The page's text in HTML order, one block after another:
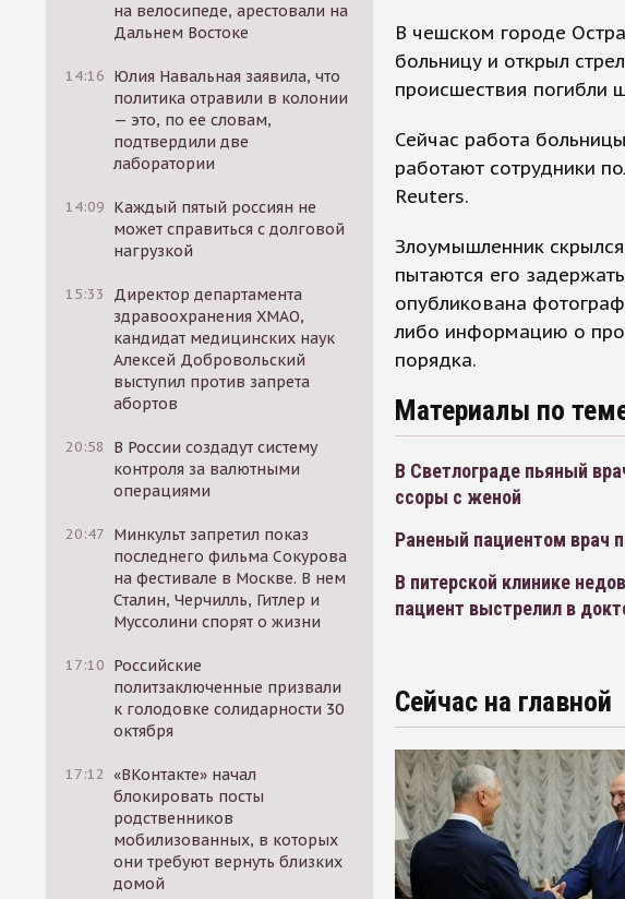
на велосипеде, арестовали на
Дальнем Востоке
14:16 Юлия Навальная заявила, что
политика отравили в колонии
— это, по ее словам,
подтвердили две
лаборатории
14:09 Каждый пятый россиян не
может справиться с долговой
нагрузкой
15:33
Директор департамента
здравоохранения ХМАО,
кандидат медицинских наук
Алексей Добровольский
выступил против запрета
абортов
20:58
В России создадут систему
контроля за валютными
операциями
20:47 Минкульт запретил показ
последнего фильма Сокурова
на фестивале в Москве. В нем
Сталин, Черчилль, Гитлер и
Муссолини спорят о жизни
17:10 Российские
политзаключенные призвали
к голодовке солидарности 30
октября
17:12 «ВКонтакте» начал
блокировать посты
родственников
мобилизованных, в которых
они требуют вернуть близких
домой
В чешском городе
больницу и открыл
происшествия погибли
Сейчас работа
работают сотрудники
Reuters.
Злоумышленник
пытаются его
опубликована
либо информацию о
порядка.
Материалы по
В Светлограде пьяный
ссоры с женой
Раненый пациентом врач
В питерской клинике
пациент выстрелил в
Сейчас на главной